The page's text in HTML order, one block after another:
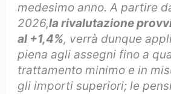
medesimo anno. A partire
2026,la rivalutazione
al +1,4%, verrà dunque
piena agli assegni fino a
trattamento minimo e in
gli importi superiori; le